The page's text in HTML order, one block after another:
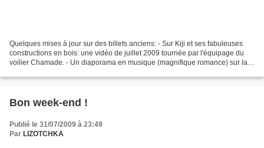
Quelques mises à jour sur des billets anciens: - Sur Kiji et ses fabuleuses
constructions en bois: une vidéo de juillet 2009 tournée par l'équipage du
voilier Chamade. - Un diaporama en musique (magnifique romance) sur la
Bon week-end !
Publié le 31/07/2009 à 23:49
Par LIZOTCHKA